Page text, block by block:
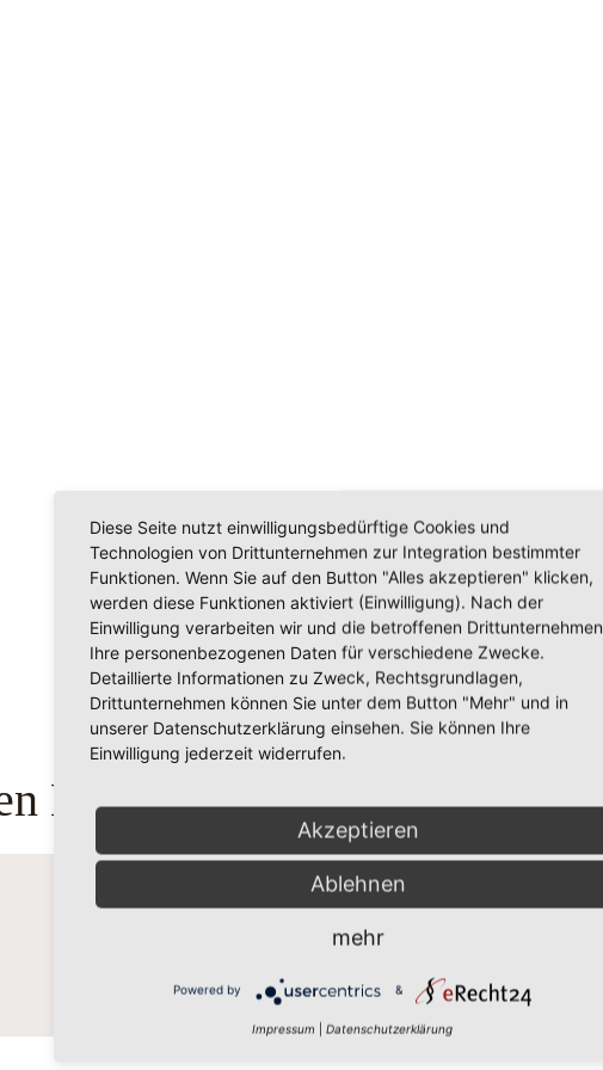
Mark
Diese Seite nutzt einwilligungsbedürftige Cookies und
Technologien von Drittunternehmen zur Integration bestimmter
Funktionen. Wenn Sie auf den Button "Alles akzeptieren" klicken,
werden diese Funktionen aktiviert (Einwilligung). Nach der
Einwilligung verarbeiten wir und die betroffenen Drittunternehmen
Ihre personenbezogenen Daten für verschiedene Zwecke.
Detaillierte Informationen zu Zweck, Rechtsgrundlagen,
Drittunternehmen können Sie unter dem Button "Mehr" und in
unserer Datenschutzerklärung einsehen. Sie können Ihre
Einwilligung jederzeit widerrufen.
Akzeptieren
Ablehnen
mehr
Powered by &
Impressum | Datenschutzerklärung